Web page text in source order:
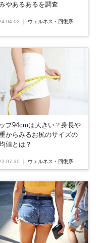
やあるあるを調査
ウェルネス・回復系
プ94cmは大きい？身長や
からみるお尻のサイズの
値とは？
ウェルネス・回復系